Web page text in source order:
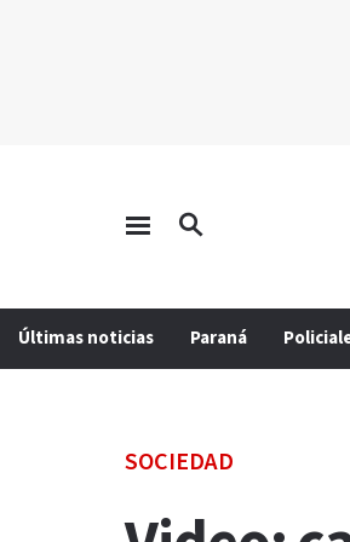
Últimas noticias Paraná
SOCIEDAD